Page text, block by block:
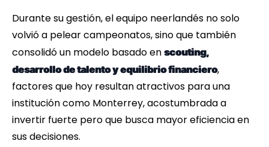
Durante su gestión, el equipo neerlandés no solo
volvió a pelear campeonatos, sino que también
consolidó un modelo basado en scouting,
desarrollo de talento y equilibrio financiero,
factores que hoy resultan atractivos para una
institución como Monterrey, acostumbrada a
invertir fuerte pero que busca mayor eficiencia en
sus decisiones.